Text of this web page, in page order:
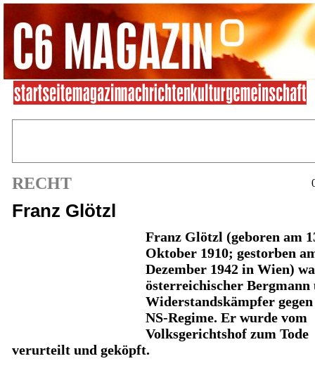
RECHT
Franz Glötzl
Franz Glötzl (geboren am
Oktober 1910; gestorben
Dezember 1942 in Wien)
österreichischer Bergmann
Widerstandskämpfer gegen
NS-Regime. Er wurde vom
Volksgerichtshof zum Tode
verurteilt und geköpft.